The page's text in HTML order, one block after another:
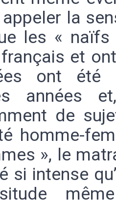
la
les «
et
ont été
années
de
homme-
», le
si intense